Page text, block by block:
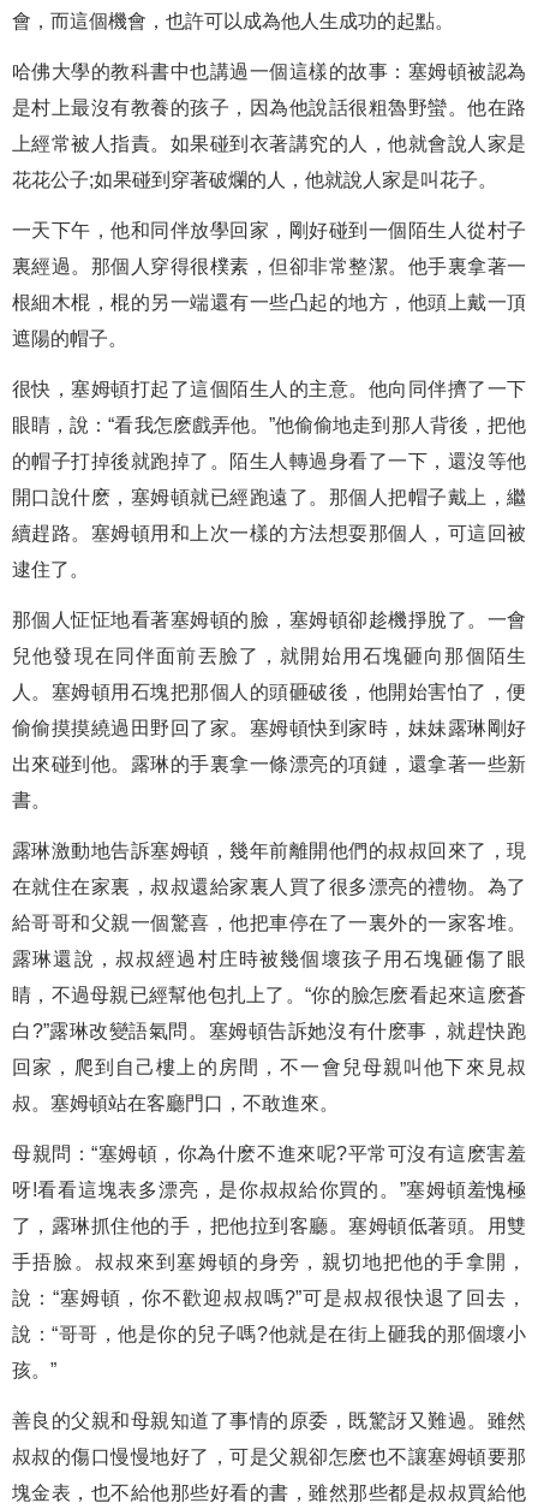
會，而這個機會，也許可以成為他人生成功的起點。
哈佛大學的教科書中也講過一個這樣的故事：塞姆頓被認為
是村上最沒有教養的孩子，因為他說話很粗魯野蠻。他在路
上經常被人指責。如果碰到衣著講究的人，他就會說人家是
花花公子;如果碰到穿著破爛的人，他就說人家是叫花子。
一天下午，他和同伴放學回家，剛好碰到一個陌生人從村子
裏經過。那個人穿得很樸素，但卻非常整潔。他手裏拿著一
根細木棍，棍的另一端還有一些凸起的地方，他頭上戴一頂
遮陽的帽子。
很快，塞姆頓打起了這個陌生人的主意。他向同伴擠了一下
眼睛，說：“看我怎麽戲弄他。”他偷偷地走到那人背後，把他
的帽子打掉後就跑掉了。陌生人轉過身看了一下，還沒等他
開口說什麽，塞姆頓就已經跑遠了。那個人把帽子戴上，繼
續趕路。塞姆頓用和上次一樣的方法想耍那個人，可這回被
逮住了。
那個人怔怔地看著塞姆頓的臉，塞姆頓卻趁機掙脫了。一會
兒他發現在同伴面前丟臉了，就開始用石塊砸向那個陌生
人。塞姆頓用石塊把那個人的頭砸破後，他開始害怕了，便
偷偷摸摸繞過田野回了家。塞姆頓快到家時，妹妹露琳剛好
出來碰到他。露琳的手裏拿一條漂亮的項鏈，還拿著一些新
書。
露琳激動地告訴塞姆頓，幾年前離開他們的叔叔回來了，現
在就住在家裏，叔叔還給家裏人買了很多漂亮的禮物。為了
給哥哥和父親一個驚喜，他把車停在了一裏外的一家客堆。
露琳還說，叔叔經過村庄時被幾個壞孩子用石塊砸傷了眼
睛，不過母親已經幫他包扎上了。“你的臉怎麽看起來這麽蒼
白?”露琳改變語氣問。塞姆頓告訴她沒有什麽事，就趕快跑
回家，爬到自己樓上的房間，不一會兒母親叫他下來見叔
叔。塞姆頓站在客廳門口，不敢進來。
母親問：“塞姆頓，你為什麽不進來呢?平常可沒有這麽害羞
呀!看看這塊表多漂亮，是你叔叔給你買的。”塞姆頓羞愧極
了，露琳抓住他的手，把他拉到客廳。塞姆頓低著頭。用雙
手捂臉。叔叔來到塞姆頓的身旁，親切地把他的手拿開，
說：“塞姆頓，你不歡迎叔叔嗎?”可是叔叔很快退了回去，
說：“哥哥，他是你的兒子嗎?他就是在街上砸我的那個壞小
孩。”
善良的父親和母親知道了事情的原委，既驚訝又難過。雖然
叔叔的傷口慢慢地好了，可是父親卻怎麽也不讓塞姆頓要那
塊金表，也不給他那些好看的書，雖然那些都是叔叔買給他